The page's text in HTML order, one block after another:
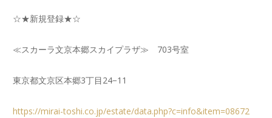
☆★新規登録★☆
≪スカーラ文京本郷スカイプラザ≫ 703号室
東京都文京区本郷3丁目24−11
https://mirai-toshi.co.jp/estate/data.php?c=info&item=08672